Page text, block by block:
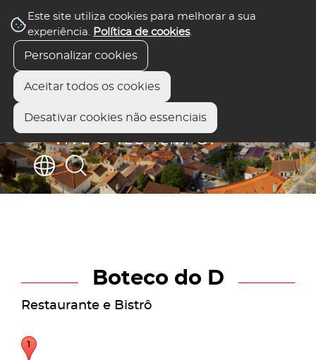
Este site utiliza cookies para melhorar a sua
experiência. Política de cookies.
Personalizar cookies
Aceitar todos os cookies
Desativar cookies não essenciais
Boteco do D
Restaurante e Bistrô